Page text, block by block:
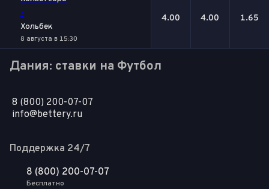
-
Хольбек
8 августа в 15:30
4.00 4.00 1.65
Дания: ставки на Футбол
8 (800) 200-07-07
info@bettery.ru
Поддержка 24/7
8 (800) 200-07-07
Бесплатно